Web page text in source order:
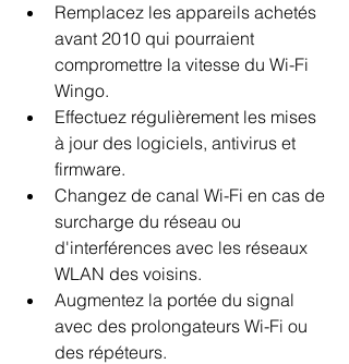
Remplacez les appareils achetés
avant 2010 qui pourraient
compromettre la vitesse du Wi-Fi
Wingo.
Effectuez régulièrement les mises
à jour des logiciels, antivirus et
firmware.
Changez de canal Wi-Fi en cas de
surcharge du réseau ou
d'interférences avec les réseaux
WLAN des voisins.
Augmentez la portée du signal
avec des prolongateurs Wi-Fi ou
des répéteurs.